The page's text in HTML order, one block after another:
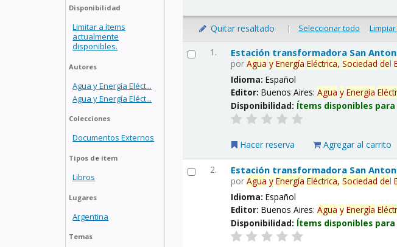
Disponibilidad
Limitar a ítems
actualmente
disponibles.
Autores
Agua y Energía Eléct...
Agua y Energía Eléct...
Colecciones
Documentos Externos
Tipos de ítem
Libros
Lugares
Argentina
Temas
Quitar resaltado | Seleccionar todo
1. Estación transformadora San
porAgua y Energía Eléctrica, Sociedad del
Idioma:Español
Editor:Buenos Aires:Agua y Energía
Disponibilidad: Ítems disponibles
Hacer reserva Agregar al carrito
2. Estación transformadora San
porAgua y Energía Eléctrica, Sociedad del
Idioma:Español
Editor:Buenos Aires:Agua y Energía
Disponibilidad: Ítems disponibles